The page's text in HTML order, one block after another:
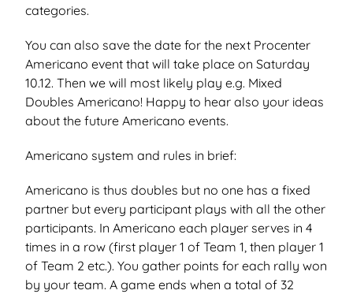
categories.
You can also save the date for the next Procenter
Americano event that will take place on Saturday
10.12. Then we will most likely play e.g. Mixed
Doubles Americano! Happy to hear also your ideas
about the future Americano events.
Americano system and rules in brief:
Americano is thus doubles but no one has a fixed
partner but every participant plays with all the other
participants. In Americano each player serves in 4
times in a row (first player 1 of Team 1, then player 1
of Team 2 etc.). You gather points for each rally won
by your team. A game ends when a total of 32